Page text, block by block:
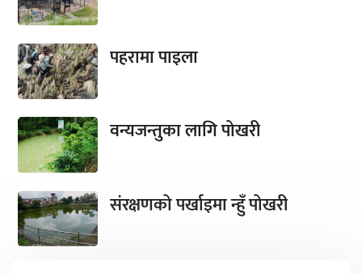
पहरामा पाइला
वन्यजन्तुका लागि पोखरी
संरक्षणको पर्खाइमा न्हुँ पोखरी